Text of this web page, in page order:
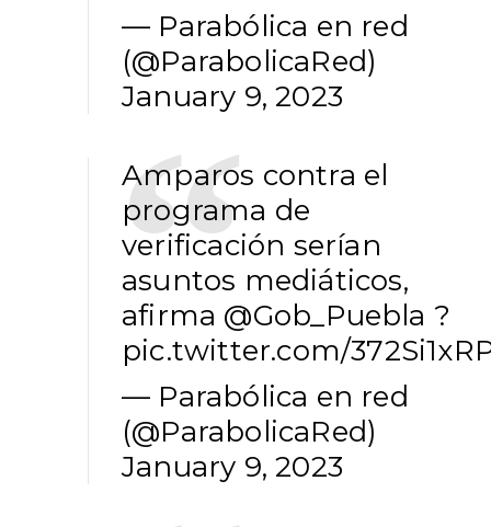
— Parabólica en red
(@ParabolicaRed)
January 9, 2023
Amparos contra el
programa de
verificación serían
asuntos mediáticos,
afirma @Gob_Puebla ?
pic.twitter.com/
— Parabólica en red
(@ParabolicaRed)
January 9, 2023